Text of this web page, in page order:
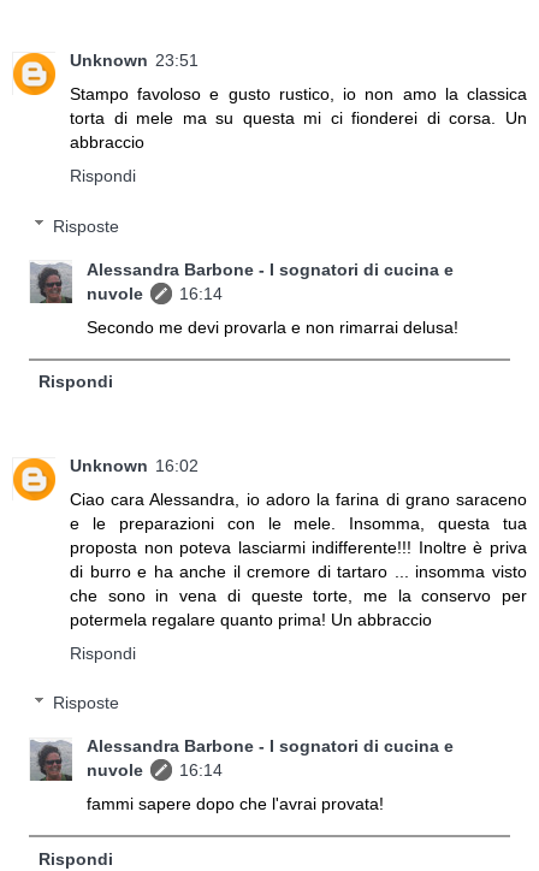
Unknown 23:51
Stampo favoloso e gusto rustico, io non amo la classica
torta di mele ma su questa mi ci fionderei di corsa. Un
abbraccio
Rispondi
Risposte
Alessandra Barbone - I sognatori di cucina e
nuvole
16:14
Secondo me devi provarla e non rimarrai delusa!
Rispondi
Unknown 16:02
Ciao cara Alessandra, io adoro la farina di grano saraceno
e le preparazioni con le mele. Insomma, questa tua
proposta non poteva lasciarmi indifferente!!! Inoltre è priva
di burro e ha anche il cremore di tartaro ... insomma visto
che sono in vena di queste torte, me la conservo per
potermela regalare quanto prima! Un abbraccio
Rispondi
Risposte
Alessandra Barbone - I sognatori di cucina e
nuvole
16:14
fammi sapere dopo che l'avrai provata!
Rispondi